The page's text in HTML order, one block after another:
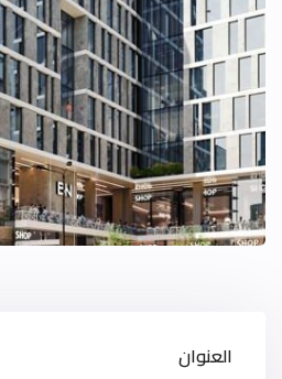
العنوان